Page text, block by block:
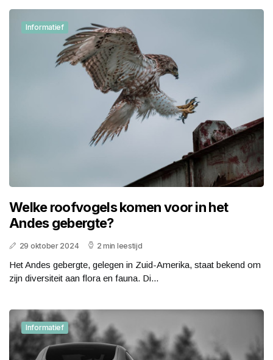
Informatief
Welke roofvogels komen voor in het
Andes gebergte?
29 oktober 2024 2 min leestijd
Het Andes gebergte, gelegen in Zuid-Amerika, staat bekend om
zijn diversiteit aan flora en fauna. Di...
Informatief